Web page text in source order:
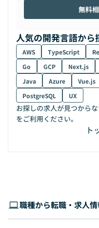
無料
人気の開発言語から
AWS TypeScript
Go
GCP Next.js
Java
Azure Vue.js
PostgreSQL
UX
お探しの求人が見つから
をご利用ください。
ト
職種から転職・求人